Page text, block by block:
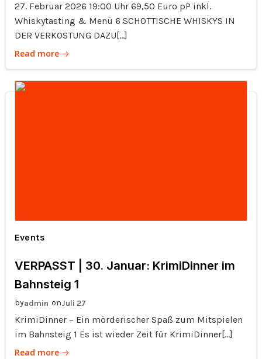
27. Februar 2026 19:00 Uhr 69,50 Euro pP inkl.
Whiskytasting & Menü 6 SCHOTTISCHE WHISKYS IN
DER VERKOSTUNG DAZU[…]
Read more
Events
VERPASST | 30. Januar: KrimiDinner im
Bahnsteig 1
byadmin onJuli 27
KrimiDinner – Ein mörderischer Spaß zum Mitspielen
im Bahnsteig 1 Es ist wieder Zeit für KrimiDinner[…]
Read more